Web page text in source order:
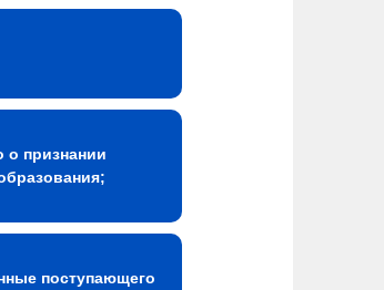
о признании
поступающего